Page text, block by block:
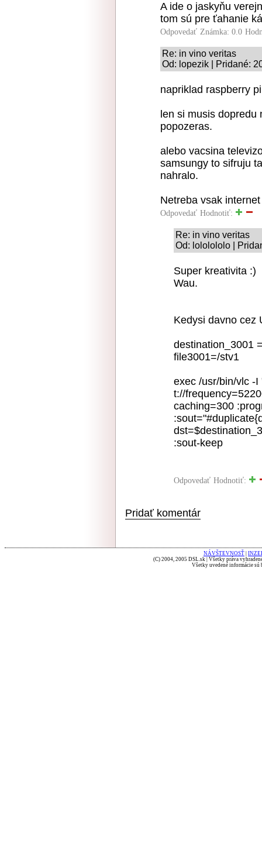
A ide o jaskyňu
tom sú pre ťahanie
Odpovedať Známka: 0.0
Re: in vino veritas
Od: lopezik | Pridané:
napriklad raspberry
len si musis
popozeras.
alebo vacsina
samsungy to sifruju
nahralo.
Netreba vsak internet
Odpovedať Hodnotiť:
Re: in vino veritas
Od: lololololo |
Super kreativita :)
Wau.
Kedysi davno cez
destination_3001
file3001=/stv1
exec /usr/bin/vlc -
t://
caching=300
:sout-keep
Odpovedať Hodnotiť:
Pridať komentár
NÁVŠTEVNOSŤ
(C) 2004, 2005 DSL.sk | Všetky práva
Všetky uvedené informácie sú